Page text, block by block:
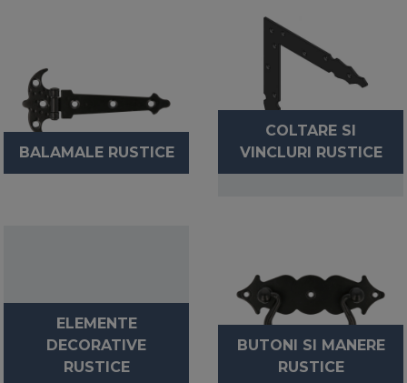
BALAMALE RUSTICE
COLTARE SI
VINCLURI RUSTICE
ELEMENTE
DECORATIVE
RUSTICE
BUTONI SI MANERE
RUSTICE